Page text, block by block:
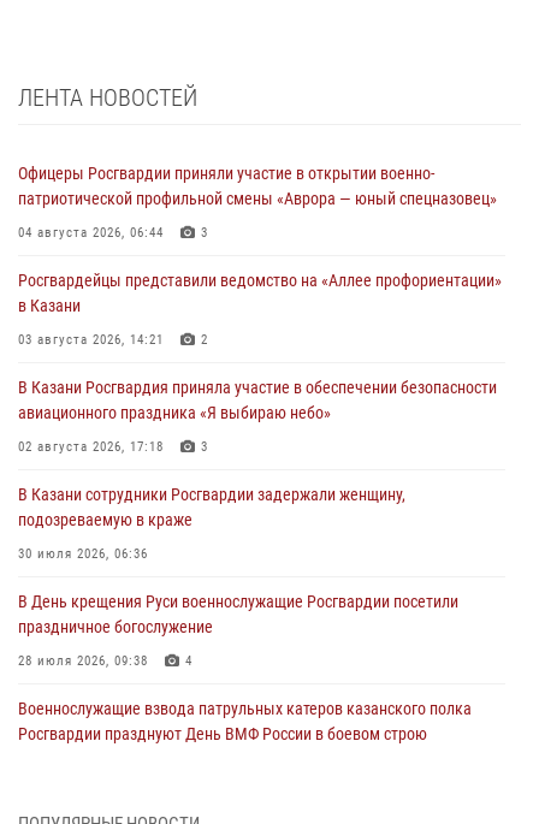
ЛЕНТА НОВОСТЕЙ
Офицеры Росгвардии приняли участие в открытии военно-
патриотической профильной смены «Аврора — юный спецназовец»
04 августа 2026, 06:44 3
Росгвардейцы представили ведомство на «Аллее профориентации»
в Казани
03 августа 2026, 14:21 2
В Казани Росгвардия приняла участие в обеспечении безопасности
авиационного праздника «Я выбираю небо»
02 августа 2026, 17:18 3
В Казани сотрудники Росгвардии задержали женщину,
подозреваемую в краже
30 июля 2026, 06:36
В День крещения Руси военнослужащие Росгвардии посетили
праздничное богослужение
28 июля 2026, 09:38 4
Военнослужащие взвода патрульных катеров казанского полка
Росгвардии празднуют День ВМФ России в боевом строю
Татарстанские росгвардейцы завоевали «бронзу» в окружном этапе